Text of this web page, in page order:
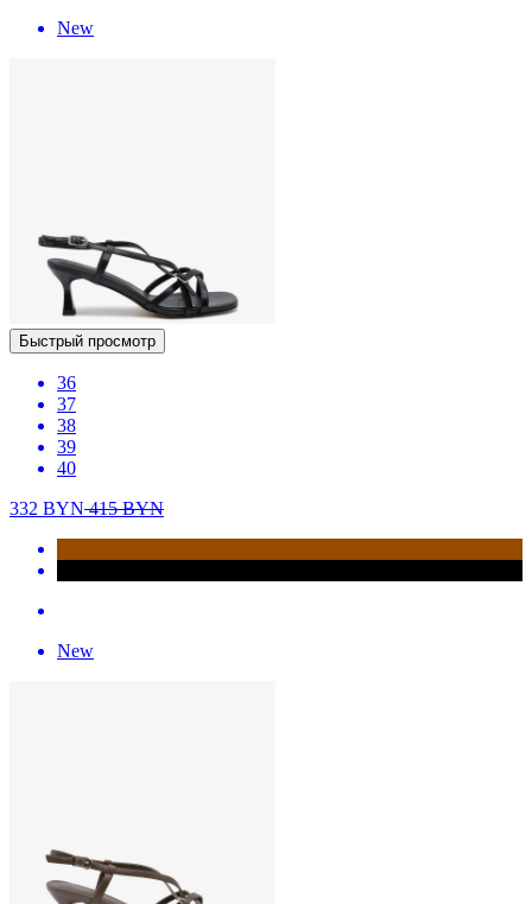
New
Быстрый просмотр
36
37
38
39
40
332 BYN415BYN
New